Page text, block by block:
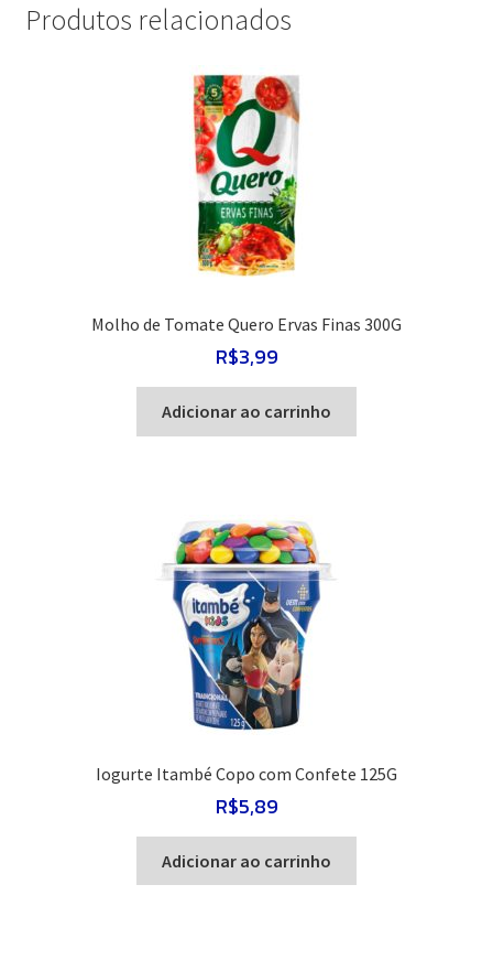
Produtos relacionados
Molho de Tomate Quero Ervas Finas 300G
R$3,99
Adicionar ao carrinho
Iogurte Itambé Copo com Confete 125G
R$5,89
Adicionar ao carrinho